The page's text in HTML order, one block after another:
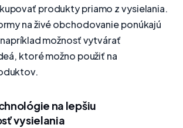
produkty priamo z vysielania.
na živé obchodovanie ponúkajú
možnosť vytvárať
ktoré možno použiť na
na lepšiu
vysielania